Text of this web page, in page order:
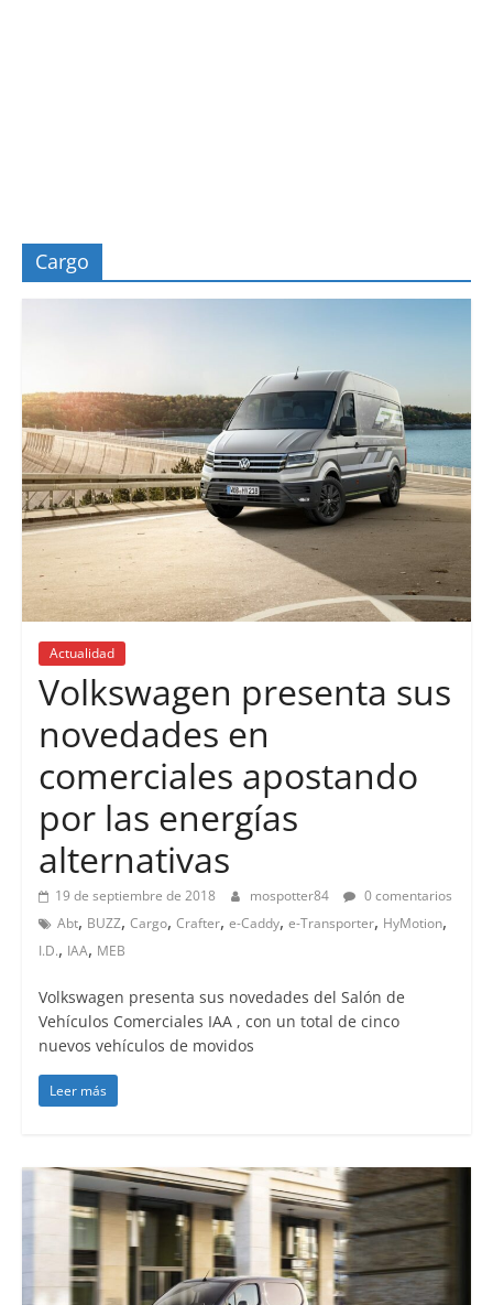
Cargo
Actualidad
Volkswagen presenta sus
novedades en
comerciales apostando
por las energías
alternativas
19 de septiembre de 2018 mospotter84
0 comentarios
Abt, BUZZ, Cargo, Crafter, e-Caddy, e-Transporter, HyMotion,
I.D., IAA, MEB
Volkswagen presenta sus novedades del Salón de
Vehículos Comerciales IAA , con un total de cinco
nuevos vehículos de movidos
Leer más